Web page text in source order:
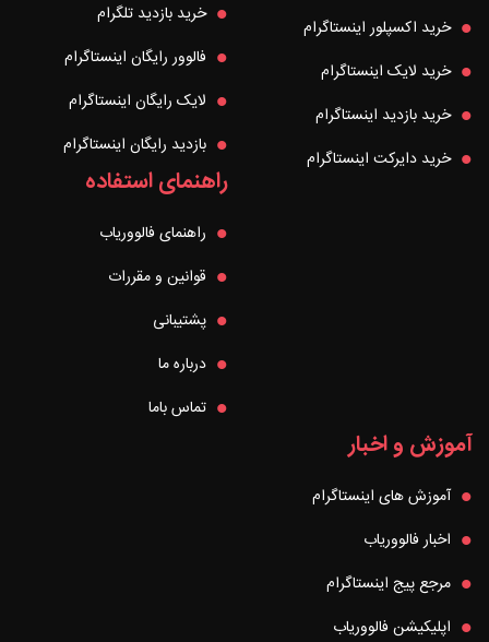
خرید اکسپلور اینستاگرام
خرید لایک اینستاگرام
خرید بازدید اینستاگرام
خرید دایرکت اینستاگرام
خرید بازدید تلگرام
فالوور رایگان اینستاگرام
لایک رایگان اینستاگرام
بازدید رایگان اینستاگرام
راهنمای استفاده
راهنمای فالووریاب
قوانین و مقررات
پشتیبانی
درباره ما
تماس باما
آموزش و اخبار
آموزش های اینستاگرام
اخبار فالووریاب
مرجع پیج اینستاگرام
اپلیکیشن فالووریاب